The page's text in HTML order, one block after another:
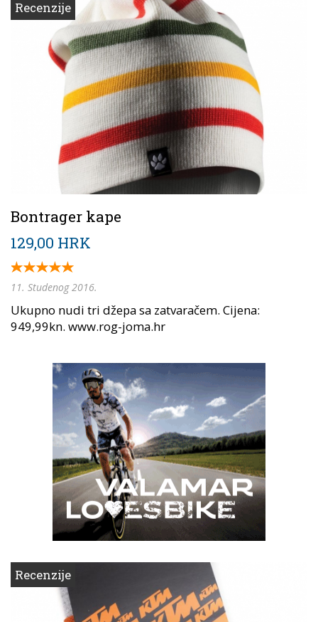
Recenzije
Bontrager kape
129,00 HRK
11. Studenog 2016.
Ukupno nudi tri džepa sa zatvaračem. Cijena:
949,99kn. www.rog-joma.hr
Recenzije